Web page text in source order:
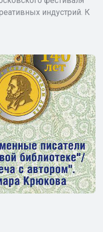
индустрий. К